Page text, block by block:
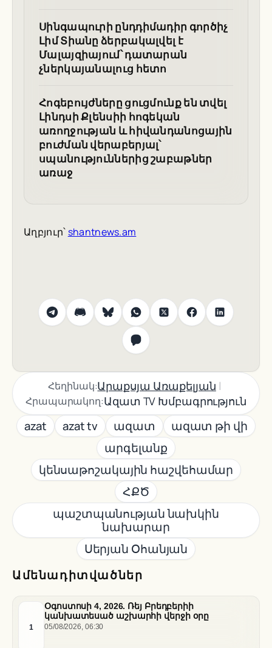
Ամենադիտվածներ
1
Օգոստոսի 4, 2026. Ռեյ Բրեդբերիի
կանխատեսած աշխարհի վերջի օրը
05/08/2026, 06:30
Սինգապուրի ընդդիմադիր գործիչ
Լիմ Տիանը ձերբակալվել է
Մալայզիայում՝ դատարան
չներկայանալուց հետո
Հոգեբույժները ցուցմունք են տվել
Լինդսի Քլենսիի հոգեկան
առողջության և հիվանդանոցային
բուժման վերաբերյալ՝
սպանություններից շաբաթներ
առաջ
Աղբյուր՝ shantnews.am
Հեղինակ:Արաքսյա Առաքելյան |
Հրապարակող:Ազատ TV Խմբագրություն
azat azat tv ազատ
ազատ թի վի
արգելանք
կենսաթոշակային հաշվեհամար
ՀՔԾ
պաշտպանության նախկին
նախարար
Սերյան Օհանյան